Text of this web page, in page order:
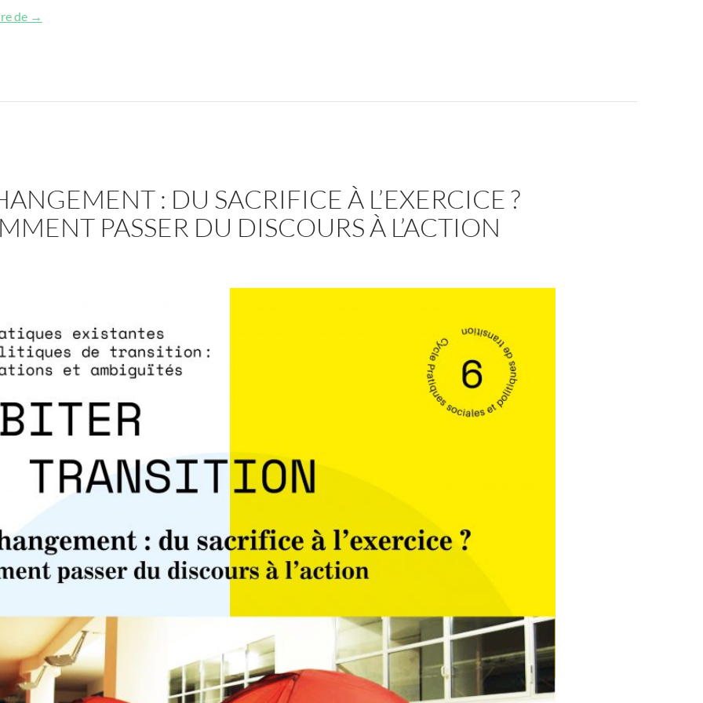
de Habitats alternatifs et usages de la participation ? Comparaisons Nords-Suds
→
: DU SACRIFICE À L’EXERCICE ?
PASSER DU DISCOURS À L’ACTION